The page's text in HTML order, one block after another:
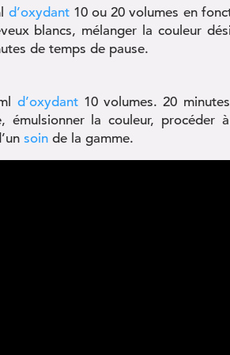
d’oxydant10 ou 20 volumes en
blancs, mélanger la couleur
de temps de pause.
d’oxydant10 volumes. 20
la couleur, procéder
soin de la gamme.